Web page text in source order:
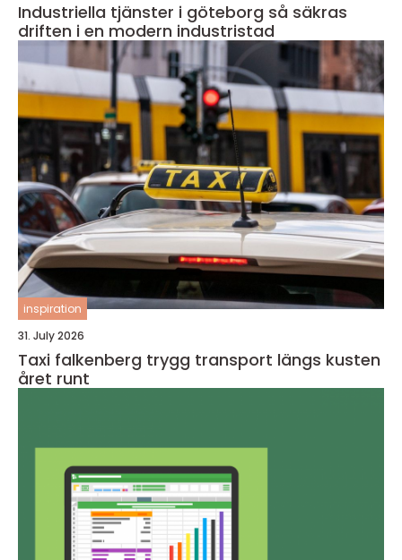
Industriella tjänster i göteborg så säkras
driften i en modern industristad
inspiration
31. July 2026
Taxi falkenberg trygg transport längs kusten
året runt